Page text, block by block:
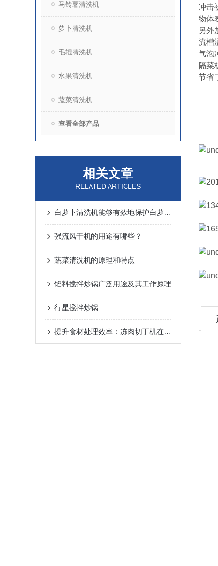
马铃薯清洗机
萝卜清洗机
毛辊清洗机
水果清洗机
蔬菜清洗机
查看全部产品
相关文章
RELATED ARTICLES
白萝卜清洗机能够有效地保护白萝卜的口感和营养成分
强流风干机的用途有哪些？
蔬菜清洗机的原理和特点
馅料搅拌炒锅广泛用途及其工作原理
行星搅拌炒锅
提升食材处理效率：冻肉切丁机在餐饮与食品加工行业的应用
冲击
物体
另外
流槽
气泡
隔菜
节省